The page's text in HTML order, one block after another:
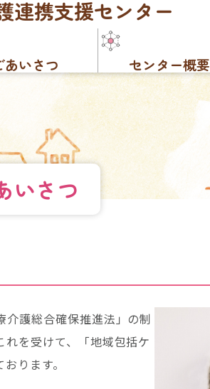
連携支援センター
あいさつ センター概要
いさつ
護総合確保推進法」の制
を受けて、「地域包括ケ
ります。